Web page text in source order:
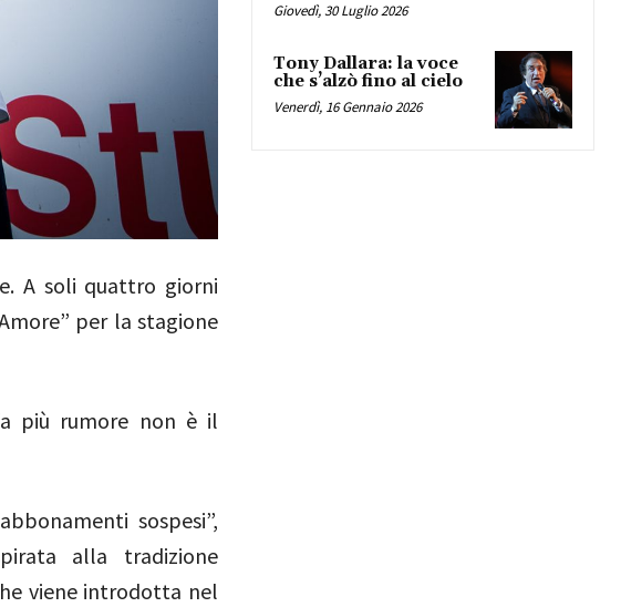
A soli quattro giorni
per la stagione
più rumore non è il
sospesi”,
alla tradizione
viene introdotta nel
Giovedì, 30 Luglio 2026
Tony Dallara: la voce
che s’alzò fino al cielo
Venerdì, 16 Gennaio 2026